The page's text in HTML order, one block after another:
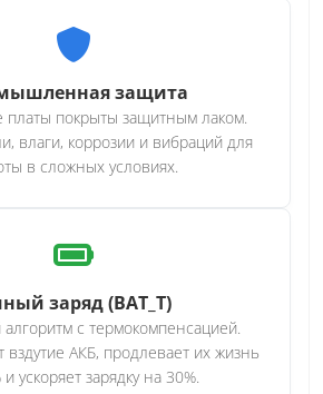
защита
платы покрыты защитным лаком.
влаги, коррозии и вибраций для
в сложных условиях.
заряд (BAT_T)
с термокомпенсацией.
АКБ, продлевает их жизнь
ускоряет зарядку на 30%.